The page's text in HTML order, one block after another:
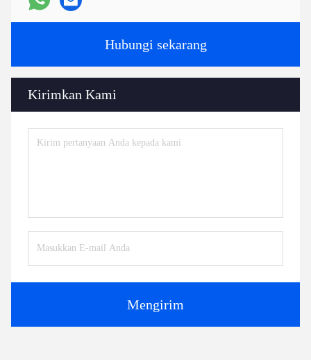
Hubungi sekarang
Kirimkan Kami
Mengirim